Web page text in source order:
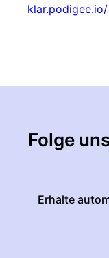
klar.podigee.io/
Folge
Erhalte